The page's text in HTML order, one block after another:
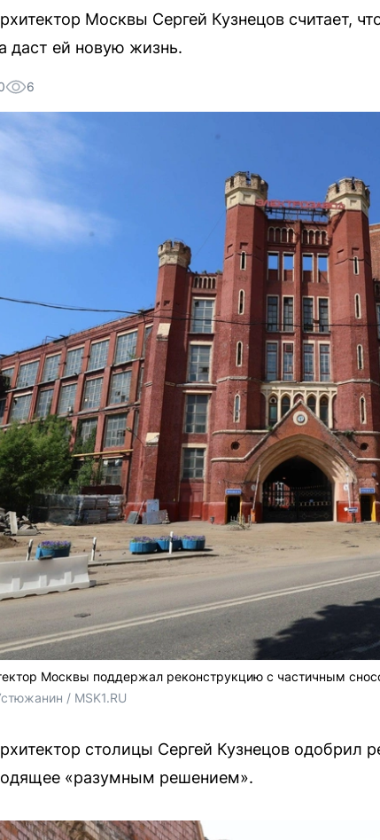
Москвы Сергей Кузнецов считает,
даст ей новую жизнь.
6
Москвы поддержал реконструкцию с частичным
/ MSK1.RU
столицы Сергей Кузнецов одобрил
«разумным решением».